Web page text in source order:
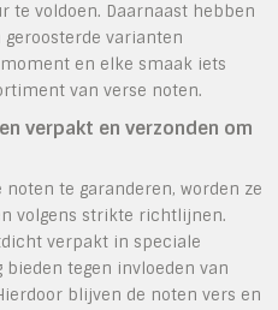
te voldoen. Daarnaast hebben
varianten
en elke smaak iets
van verse noten.
verpakt en verzonden om
te garanderen, worden ze
volgens strikte richtlijnen.
verpakt in speciale
tegen invloeden van
blijven de noten vers en